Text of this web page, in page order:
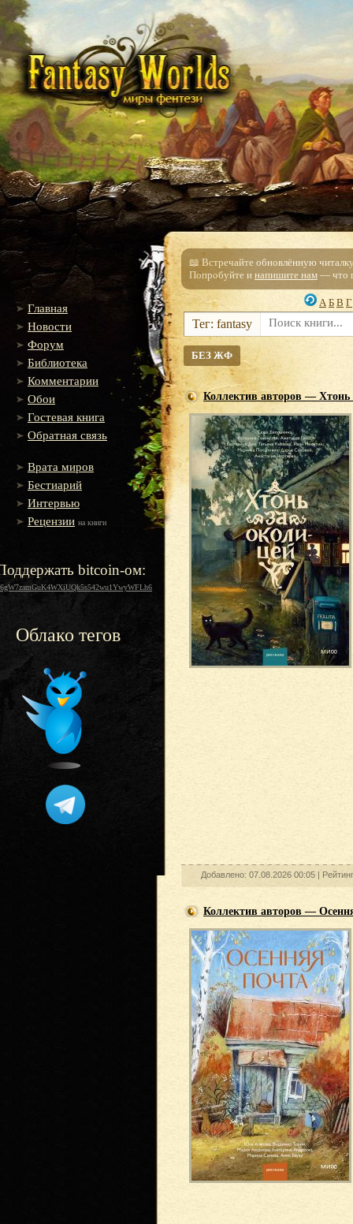
Главная
Новости
Форум
Библиотека
Комментарии
Обои
Гостевая книга
Обратная связь
Врата миров
Бестиарий
Интервью
Рецензии на книги
bitcoin-ом:
Облако тегов
📖 Встречайте обновлённую
Попробуйте и напишите нам — что
А Б В Г
Тег: fantasy
БЕЗ ЖФ
Коллектив авторов — Хтонь
Добавлено: 07.08.2026 00:05 |
Коллектив авторов —